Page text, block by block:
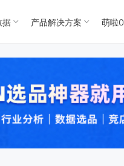
For
For
据 产品解决方案 萌啦